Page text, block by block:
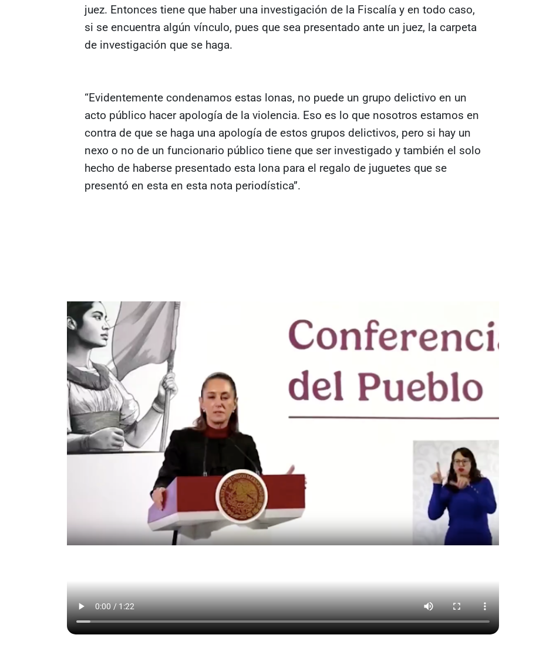
juez. Entonces tiene que haber una investigación de la Fiscalía y en todo caso,
si se encuentra algún vínculo, pues que sea presentado ante un juez, la carpeta
de investigación que se haga.
“Evidentemente condenamos estas lonas, no puede un grupo delictivo en un
acto público hacer apología de la violencia. Eso es lo que nosotros estamos en
contra de que se haga una apología de estos grupos delictivos, pero si hay un
nexo o no de un funcionario público tiene que ser investigado y también el solo
hecho de haberse presentado esta lona para el regalo de juguetes que se
presentó en esta en esta nota periodística”.